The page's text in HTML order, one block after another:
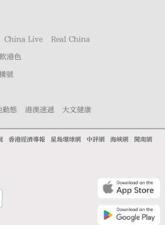
China Live Real China
港色
號
動態 港澳速遞 大文健康
香港經濟導報 星島環球網 中評網 海峽網
閩南網